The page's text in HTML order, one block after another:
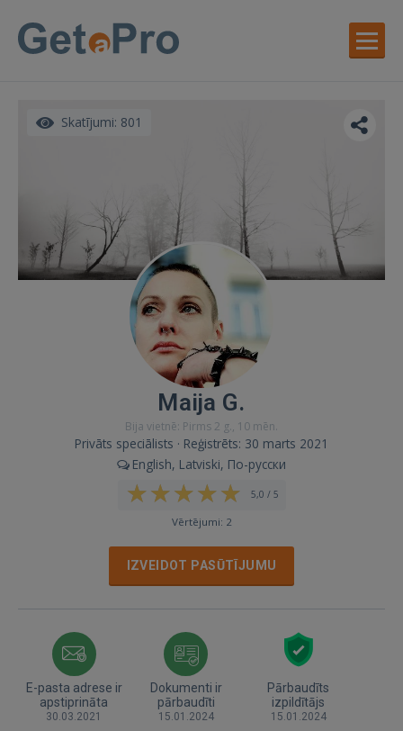
Skatījumi: 801
Maija G.
Bija vietnē: Pirms 2 g., 10 mēn.
Privāts speciālists · Reģistrēts: 30 marts 2021
English, Latviski, По-русски
5,0 / 5
Vērtējumi: 2
IZVEIDOT PASŪTĪJUMU
E-pasta adrese ir
apstiprināta
30.03.2021
Dokumenti ir
pārbaudīti
15.01.2024
Pārbaudīts
izpildītājs
15.01.2024